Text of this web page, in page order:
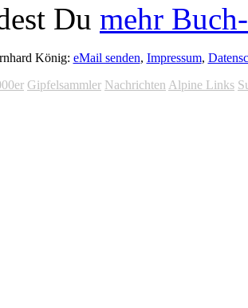
Du mehr
König: eMail senden, Impressum,
Gipfelsammler Nachrichten Alpine Links